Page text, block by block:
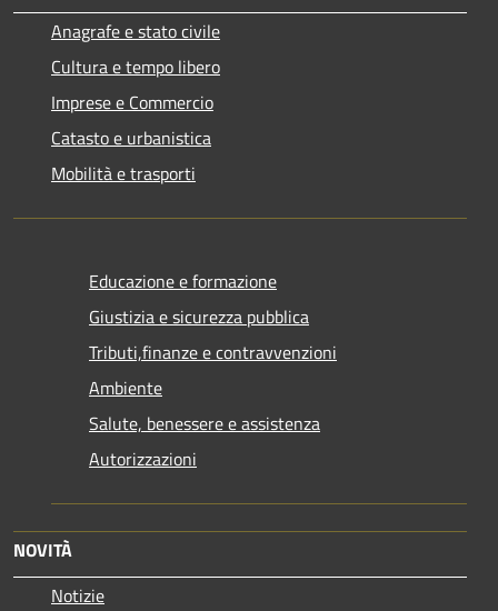
Anagrafe e stato civile
Cultura e tempo libero
Imprese e Commercio
Catasto e urbanistica
Mobilità e trasporti
Educazione e formazione
Giustizia e sicurezza pubblica
Tributi,finanze e contravvenzioni
Ambiente
Salute, benessere e assistenza
Autorizzazioni
NOVITÀ
Notizie